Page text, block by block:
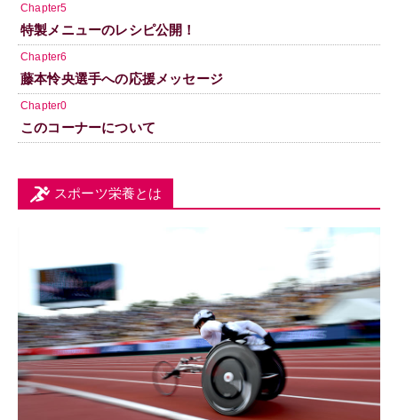
Chapter5
特製メニューのレシピ公開！
Chapter6
藤本怜央選手への応援メッセージ
Chapter0
このコーナーについて
スポーツ栄養とは